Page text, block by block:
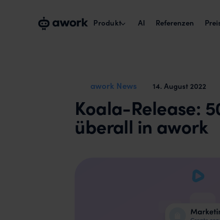
Produkt
Echte Verfügbarkeit verplanen.
Projektmanagement
Projekte über Teams umsetzen.
Zeiterfassung & Reports
Collaborate with externals
Kunden und Freelancer einbinden.
AI Referenzen
awork News 14.August 2022
Koala-Release:
überall in awork